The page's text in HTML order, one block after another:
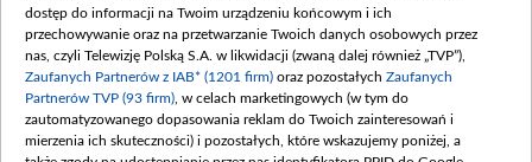
dostęp do informacji na Twoim urządzeniu końcowym i ich
przechowywanie oraz na przetwarzanie Twoich danych osobowych przez
nas, czyli Telewizję Polską S.A. w likwidacji (zwaną dalej również „TVP”),
Zaufanych Partnerów z IAB* (1201 firm) oraz pozostałych Zaufanych
Partnerów TVP (93 firm) , w celach marketingowych (w tym do
zautomatyzowanego dopasowania reklam do Twoich zainteresowań i
mierzenia ich skuteczności) i pozostałych, które wskazujemy poniżej, a